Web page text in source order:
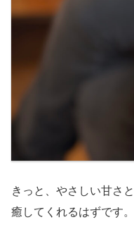
きっと、やさしい甘さ
癒してくれるはずです。